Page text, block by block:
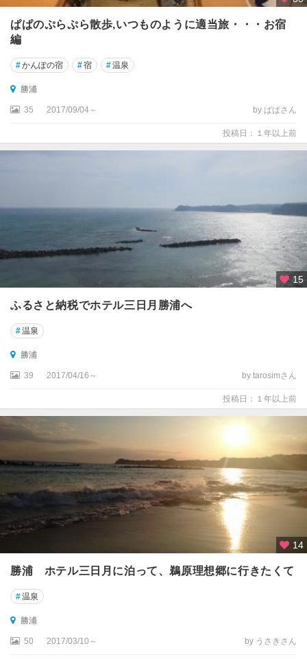
ぱぱのぷらぷら散歩,いつものように適当旅・・・お宿
編
#かんぽの宿 #宿 #温泉
勝浦
35 2017/09/04～ by ぱぱさん
投稿日：１年以上前
15
ふるさと納税でホテル三日月勝浦へ
#温泉
勝浦
39 2017/04/16～ by tarosimさん
投稿日：１年以上前
14
勝浦 ホテル三日月に泊って、鵜原理想郷に行きたくて
#温泉
勝浦
50 2017/03/10～ by うさきさん